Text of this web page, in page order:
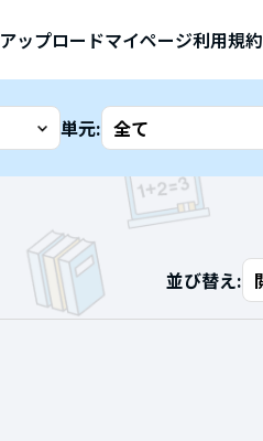
アップロードマイページ利用規約
単元:
並び替え: